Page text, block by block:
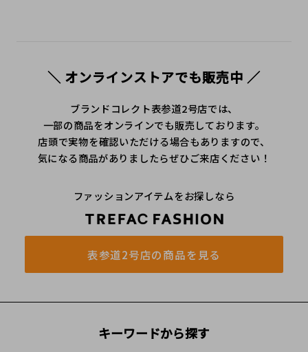
＼ オンラインストアでも販売中 ／
ブランドコレクト表参道2号店では、
一部の商品をオンラインでも販売しております。
店頭で実物を確認いただける場合もありますので、
気になる商品がありましたらぜひご来店ください！
ファッションアイテムをお探しなら
表参道2号店の商品を見る
キーワードから探す